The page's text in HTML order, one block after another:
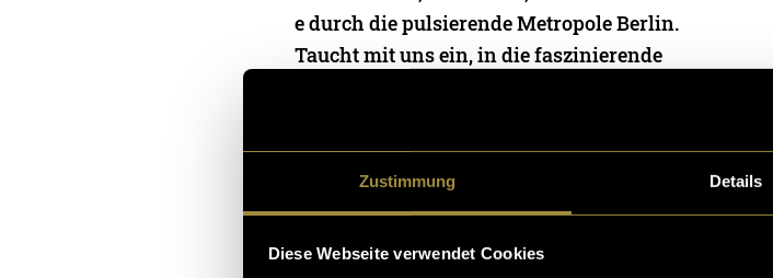
Zustimmung Details
Diese Webseite verwendet Cookies
e durch die pulsierende Metropole Berlin.
Taucht mit uns ein, in die faszinierende